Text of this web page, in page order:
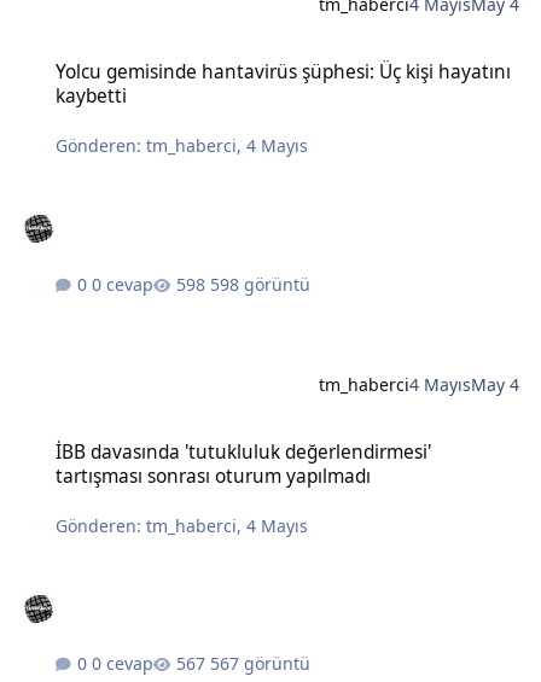
Yolcu gemisinde hantavirüs şüphesi: Üç kişi hayatını
kaybetti
Gönderen:tm_haberci,4 Mayıs
0 cevap 598 görüntü
tm_haberci4 MayısMay 4
İBB davasında 'tutukluluk değerlendirmesi'
tartışması sonrası oturum yapılmadı
Gönderen:tm_haberci,4 Mayıs
0 cevap 567 görüntü